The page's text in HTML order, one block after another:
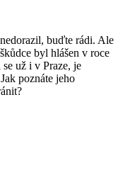
buďte rádi. Ale
byl hlášen v roce
už i v Praze, je
poznáte jeho